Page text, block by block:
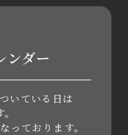
ンダー
いている日は
っております。